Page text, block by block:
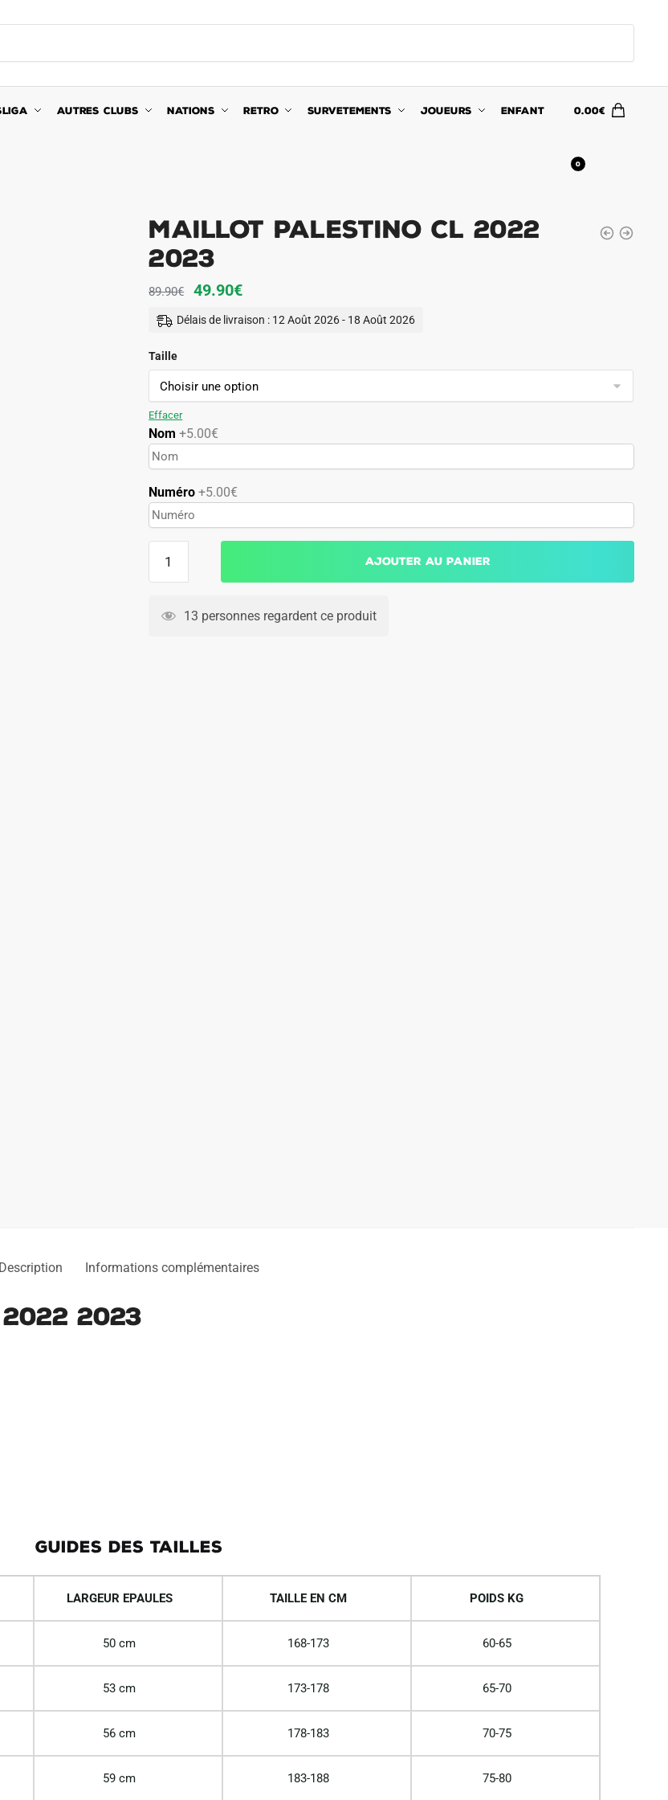
AUTRES CLUBS NATIONS RETRO SURVETEMENTS JOUEURS ENFANT 0.00€
0
Maillot Palestino CL 2022
2023
89.90€
Le
prix
89.90€.
49.90€Le
prix
49.90€.
Délais de livraison : 12 Août 2026 - 18 Août 2026
Taille
Effacer
Nom +5.00€
Numéro+5.00€
Palestino
Ajouter au panier
13 personnes regardent ce produit
Description Informations complémentaires
2023
GUIDES DES TAILLES
LARGEUR EPAULES TAILLE EN CM POIDS KG
50 cm 168-173 60-65
53 cm 173-178 65-70
56 cm 178-183 70-75
59 cm 183-188 75-80